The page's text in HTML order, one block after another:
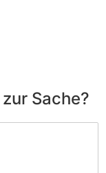
Sache?